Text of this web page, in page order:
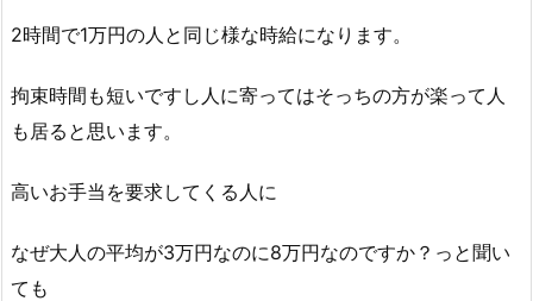
2時間で1万円の人と同じ様な時給になります。
拘束時間も短いですし人に寄ってはそっちの方が楽って人
も居ると思います。
高いお手当を要求してくる人に
なぜ大人の平均が3万円なのに8万円なのですか？っと聞い
ても